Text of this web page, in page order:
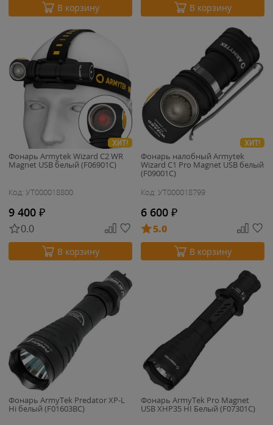
В корзину В корзину
ХИТ!
Фонарь Armytek Wizard C2 WR
Magnet USB белый (F06901C)
Код: УТ000018800
9 400 ₽
0.0
В корзину
ХИТ!
Фонарь налобный Armytek
Wizard C1 Pro Magnet USB белый
(F09001C)
Код: УТ000018799
6 600 ₽
5.0
В корзину
Фонарь ArmyTek Predator XP-L
Hi белый (F01603BC)
Фонарь ArmyTek Pro Magnet
USB XHP35 HI Белый (F07301C)